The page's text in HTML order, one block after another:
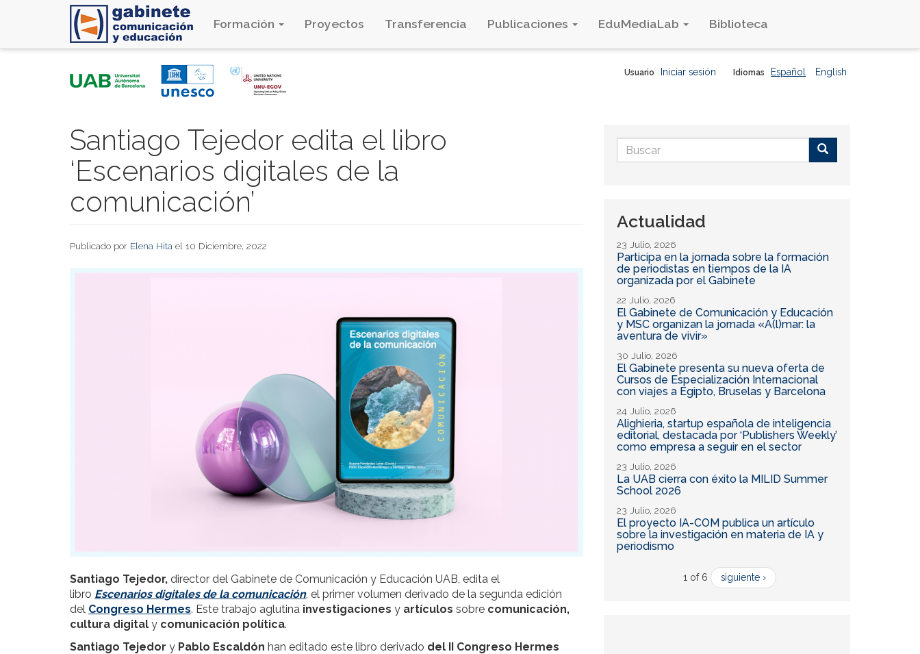
Formación Proyectos Transferencia Publicaciones EduMediaLab Biblioteca
Idiomas Español English
Usuario Iniciar sesión
Santiago Tejedor edita el libro
‘Escenarios digitales de la
comunicación’
Publicado por Elena Hita el 10 Diciembre, 2022
Santiago Tejedor, director del Gabinete de Comunicación y Educación UAB, edita el
libro Escenarios digitales de la comunicación, el primer volumen derivado de la segunda edición
del Congreso Hermes. Este trabajo aglutina investigaciones y artículos sobre comunicación,
cultura digital y comunicación política.
Santiago Tejedor y Pablo Escaldón han editado este libro derivado del II Congreso Hermes
Formulario
de
Actualidad
23 Julio, 2026
Participa en la jornada sobre la formación
de periodistas en tiempos de la IA
organizada por el Gabinete
22 Julio, 2026
El Gabinete de Comunicación y Educación
y MSC organizan la jornada «A(l)mar: la
aventura de vivir»
30 Julio, 2026
El Gabinete presenta su nueva oferta de
Cursos de Especialización Internacional
con viajes a Egipto, Bruselas y Barcelona
24 Julio, 2026
Alighieria, startup española de inteligencia
editorial, destacada por ‘Publishers Weekly’
como empresa a seguir en el sector
23 Julio, 2026
La UAB cierra con éxito la MILID Summer
School 2026
23 Julio, 2026
El proyecto IA-COM publica un artículo
sobre la investigación en materia de IA y
periodismo
1 of 6 siguiente ›